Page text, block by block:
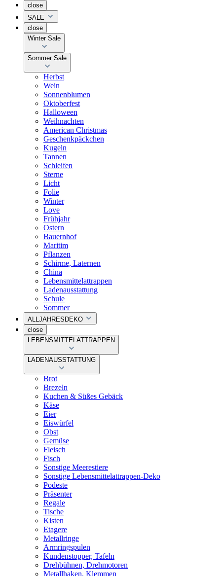
close
SALE
close
Winter Sale
Sommer Sale
Herbst
Wein
Sonnenblumen
Oktoberfest
Halloween
Weihnachten
American Christmas
Geschenkpäckchen
Kugeln
Tannen
Schleifen
Sterne
Licht
Folie
Winter
Love
Frühjahr
Ostern
Bauernhof
Maritim
Pflanzen
Schirme, Laternen
China
Lebensmittelattrappen
Ladenausstattung
Schule
Sommer
ALLJAHRESDEKO
close
LEBENSMITTELATTRAPPEN
LADENAUSSTATTUNG
Brot
Brezeln
Kuchen & Süßes Gebäck
Käse
Eier
Eiswürfel
Obst
Gemüse
Fleisch
Fisch
Sonstige Meerestiere
Sonstige Lebensmittelattrappen-Deko
Podeste
Präsenter
Regale
Tische
Kisten
Etagere
Metallringe
Armringspulen
Kundenstopper, Tafeln
Drehbühnen, Drehmotoren
Metallhaken, Klemmen